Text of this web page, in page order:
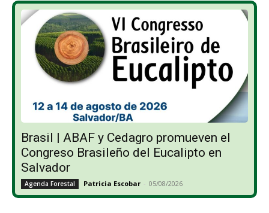
Brasil | ABAF y Cedagro promueven el
Congreso Brasileño del Eucalipto en
Salvador
Agenda Forestal Patricia Escobar - 05/08/2026